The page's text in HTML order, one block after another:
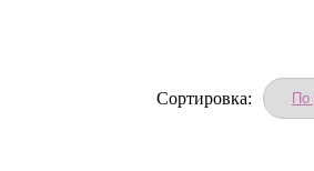
Сортировка: